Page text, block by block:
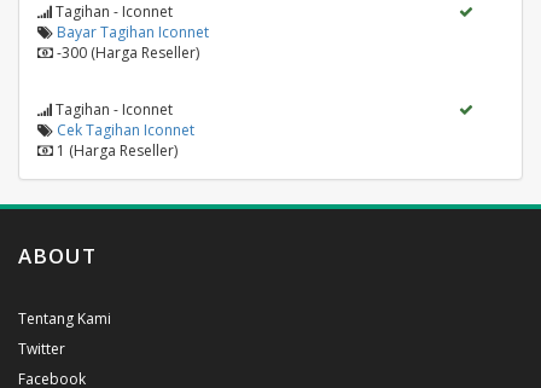
Tagihan - Iconnet
Bayar Tagihan Iconnet
-300 (Harga Reseller)
Tagihan - Iconnet
Cek Tagihan Iconnet
1 (Harga Reseller)
ABOUT
Tentang Kami
Twitter
Facebook